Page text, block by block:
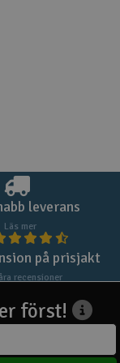
leverans
Läs mer
på prisjakt
recensioner
först!